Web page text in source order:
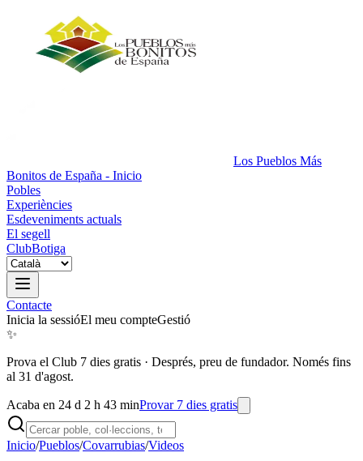
Los Pueblos Más
Bonitos de España - Inicio
Pobles
Experiències
Esdeveniments actuals
El segell
ClubBotiga
Contacte
Inicia la sessióEl meu compteGestió
✨
Prova el Club 7 dies gratis · Després, preu de fundador. Només fins
al 31 d'agost.
Acaba en 24 d 2 h 43 minProvar 7 dies gratis
Inicio/Pueblos/Covarrubias/Videos